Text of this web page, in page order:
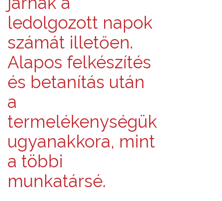
ledolgozott napok
számát illetően.
Alapos felkészítés
és betanítás után
a
termelékenységük
ugyanakkora, mint
a többi
munkatársé.